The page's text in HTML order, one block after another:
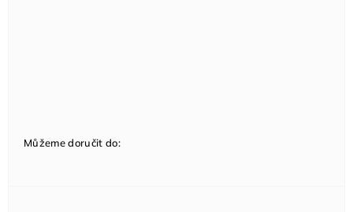
Můžeme doručit do: